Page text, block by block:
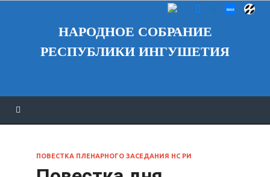
НАРОДНОЕ СОБРАНИЕ
РЕСПУБЛИКИ ИНГУШЕТИЯ
ПОВЕСТКА ПЛЕНАРНОГО ЗАСЕДАНИЯ НС РИ